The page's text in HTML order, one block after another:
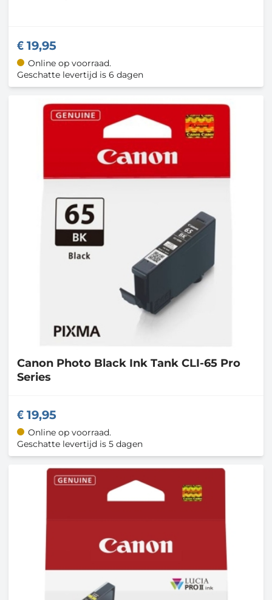
19,95
Online op voorraad.
Geschatte levertijd is 6 dagen
Canon Photo Black Ink Tank CLI-65 Pro
Series
19,95
Online op voorraad.
Geschatte levertijd is 5 dagen